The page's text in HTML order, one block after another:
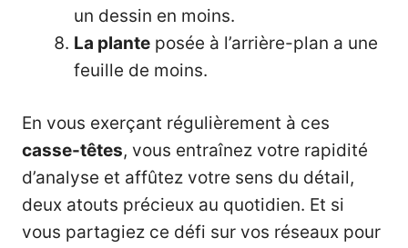
un dessin en moins.
La plante posée à l’arrière-plan a une
feuille de moins.
En vous exerçant régulièrement à ces
casse-têtes, vous entraînez votre rapidité
d’analyse et affûtez votre sens du détail,
deux atouts précieux au quotidien. Et si
vous partagiez ce défi sur vos réseaux pour